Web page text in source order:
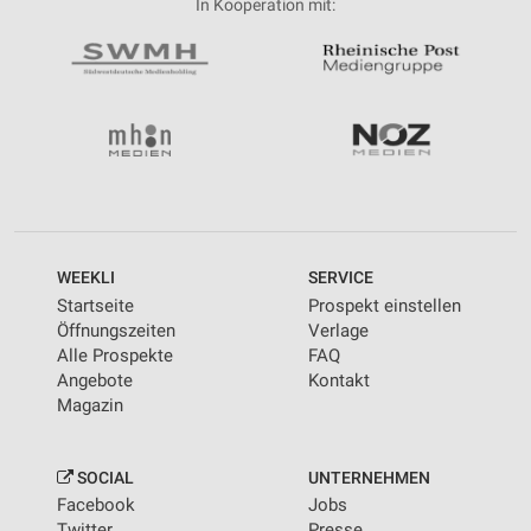
In Kooperation mit:
WEEKLI
Startseite
Öffnungszeiten
Alle Prospekte
Angebote
Magazin
SERVICE
Prospekt einstellen
Verlage
FAQ
Kontakt
SOCIAL
Facebook
UNTERNEHMEN
Jobs